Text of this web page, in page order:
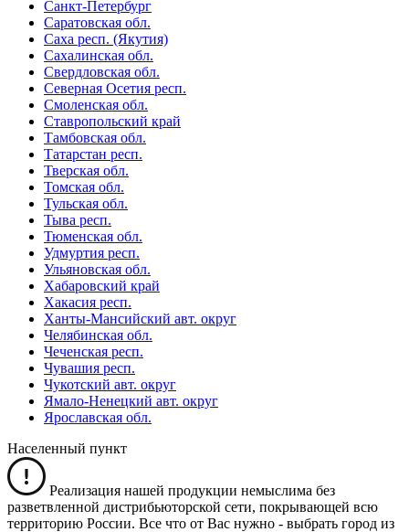
Санкт-Петербург
Саратовская обл.
Саха респ. (Якутия)
Сахалинская обл.
Свердловская обл.
Северная Осетия респ.
Смоленская обл.
Ставропольский край
Тамбовская обл.
Татарстан респ.
Тверская обл.
Томская обл.
Тульская обл.
Тыва респ.
Тюменская обл.
Удмуртия респ.
Ульяновская обл.
Хабаровский край
Хакасия респ.
Ханты-Мансийский авт. округ
Челябинская обл.
Чеченская респ.
Чувашия респ.
Чукотский авт. округ
Ямало-Ненецкий авт. округ
Ярославская обл.
Населенный пункт
Реализация нашей продукции немыслима без
разветвленной дистрибьюторской сети, покрывающей всю
территорию России. Все что от Вас нужно - выбрать город из